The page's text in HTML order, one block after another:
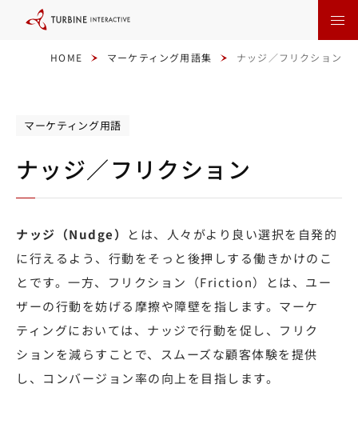
HOME マーケティング用語集 ナッジ／フリクション
マーケティング用語
ナッジ／フリクション
ナッジ（Nudge）
とは、人々がより良い選択を自発的
に行えるよう、行動をそっと後押しする働きかけのこ
とです。一方、フリクション（Friction）とは、ユー
ザーの行動を妨げる摩擦や障壁を指します。マーケ
ティングにおいては、ナッジで行動を促し、フリク
ションを減らすことで、スムーズな顧客体験を提供
し、コンバージョン率の向上を目指します。